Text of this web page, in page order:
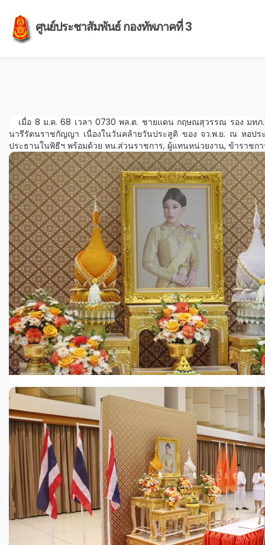
ศูนย์ประชาสัมพันธ์ กองทัพภาคที่ 3
เมื่อ 8 ม.ค. 68 เวลา 0730 พล.ต. ชายแดน กฤษณสุวรรณ รอง มทภ
นารีรัตนราชกัญญา เนื่องในวันคล้ายวันประสูติ ของ จว.พ.ย. ณ หอปร
ประธานในพิธีฯ พร้อมด้วย หน.ส่วนราชการ, ผู้แทนหน่วยงาน, ข้าราช